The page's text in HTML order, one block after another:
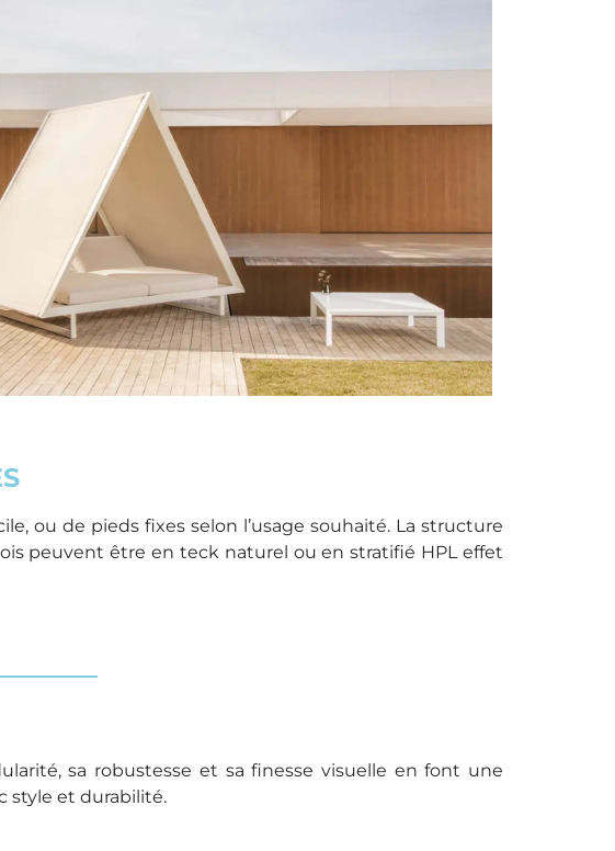
ou de pieds fixes selon l’usage souhaité. La structure
peuvent être en teck naturel ou en stratifié HPL effet
sa robustesse et sa finesse visuelle en font une
style et durabilité.